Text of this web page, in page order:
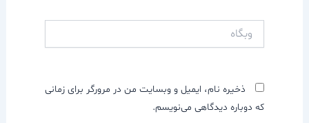
ذخیره نام، ایمیل و وبسایت من در مرورگر برای زمانی
که دوباره دیدگاهی می‌نویسم.